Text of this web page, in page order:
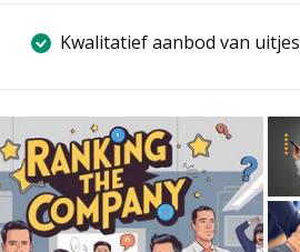
Kwalitatief aanbod van uitjes